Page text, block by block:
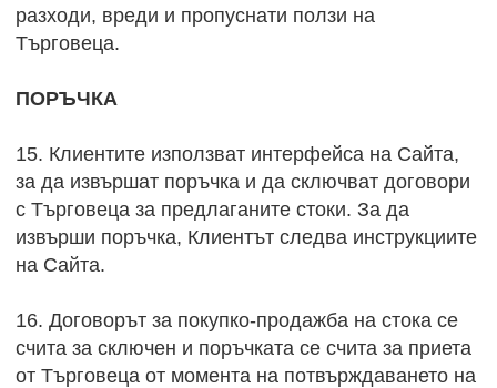
разходи, вреди и пропуснати ползи на
Търговеца.
ПОРЪЧКА
15. Клиентите използват интерфейса на Сайта,
за да извършат поръчка и да сключват договори
с Търговеца за предлаганите стоки. За да
извърши поръчка, Клиентът следва инструкциите
на Сайта.
16. Договорът за покупко-продажба на стока се
счита за сключен и поръчката се счита за приета
от Търговеца от момента на потвърждаването на